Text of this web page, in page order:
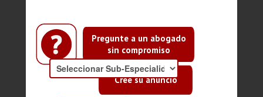
Pregunte a un abogado
sin compromiso
Cree su anuncio